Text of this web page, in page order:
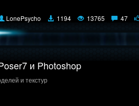
LonePsycho 1194 13765 47
и Photoshop
и текстур